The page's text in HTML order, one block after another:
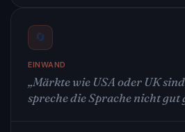
🔄
EINWAND
„Märkte wie USA oder UK
spreche die Sprache nicht gut